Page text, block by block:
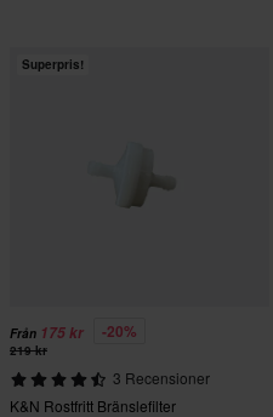
Superpris!
Från 175 kr -20%
219 kr
3 Recensioner
K&N Rostfritt Bränslefilter